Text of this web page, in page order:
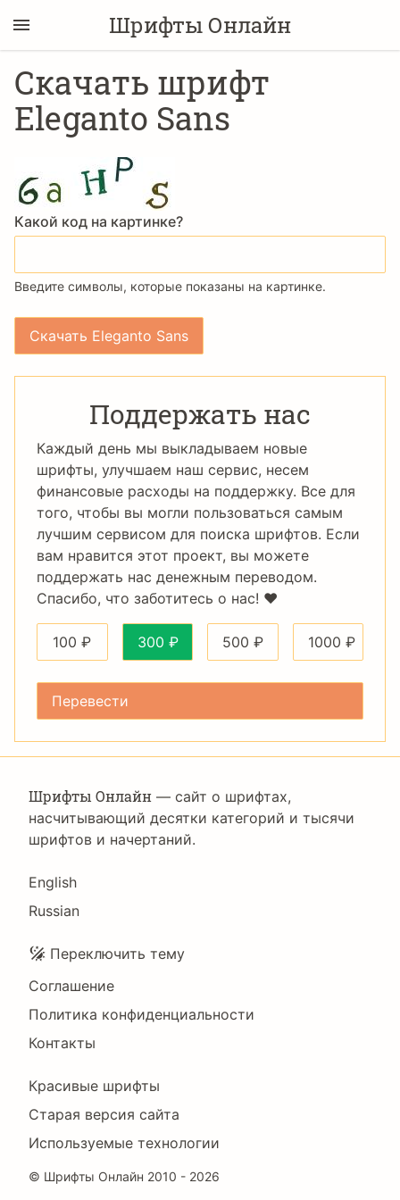
Шрифты Онлайн
Скачать шрифт
Eleganto Sans
Какой код на картинке?
Введите символы, которые показаны на картинке.
Поддержать нас
Каждый день мы выкладываем новые
шрифты, улучшаем наш сервис, несем
финансовые расходы на поддержку. Все для
того, чтобы вы могли пользоваться самым
лучшим сервисом для поиска шрифтов. Если
вам нравится этот проект, вы можете
поддержать нас денежным переводом.
Спасибо, что заботитесь о нас! ❤️
100 ₽ 300 ₽ 500 ₽ 1000 ₽
Шрифты Онлайн — сайт о шрифтах,
насчитывающий десятки категорий и тысячи
шрифтов и начертаний.
Language
English
Russian
Подвал
Переключить тему
Соглашение
Политика конфиденциальности
Контакты
Footer
Right
Красивые шрифты
Старая версия сайта
Используемые технологии
© Шрифты Онлайн 2010 - 2026